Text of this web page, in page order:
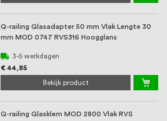
Q-railing Glasadapter 50 mm Vlak Lengte 30
mm MOD 0747 RVS316 Hoogglans
3-5 werkdagen
€ 44,85
Bekijk product
Q-railing Glasklem MOD 2800 Vlak RVS